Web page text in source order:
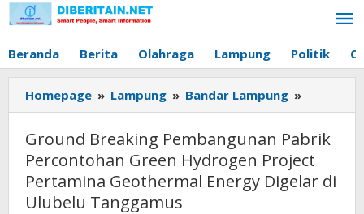
Lewati
ke
Beranda Berita Olahraga Lampung Politik
Homepage » Lampung » Bandar Lampung »
Breaking
Pabrik
Green
Ground Breaking Pembangunan Pabrik
Percontohan Green Hydrogen Project
Pertamina Geothermal Energy Digelar di
Ulubelu Tanggamus